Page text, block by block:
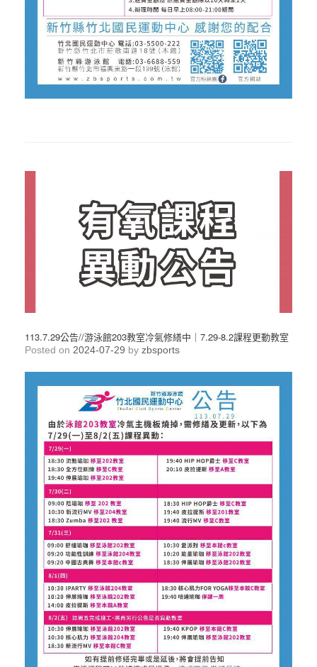
113.7.29公告//游泳館203教室冷氣修繕中｜7.29-8.2課程更動教室
Posted on 2024-07-29 by zbsports